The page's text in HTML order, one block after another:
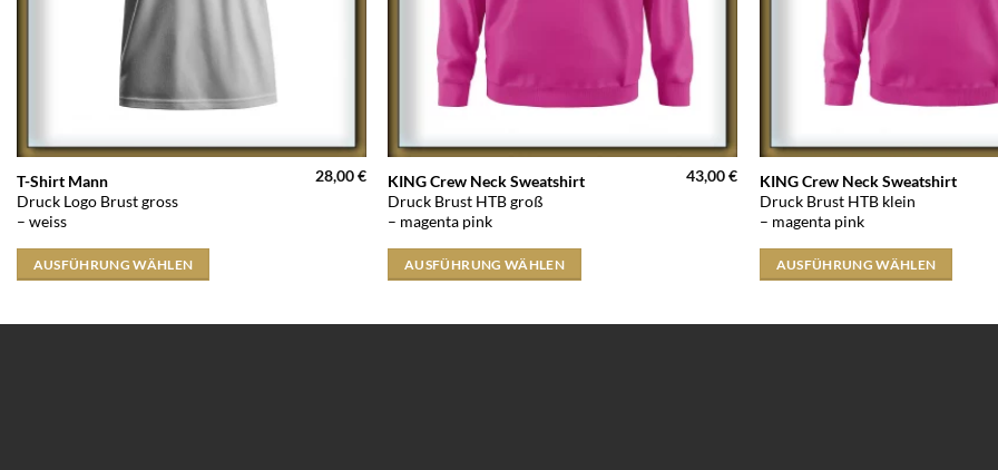
T-Shirt Mann
Druck Logo Brust gross
– weiss
28,00€
AUSFÜHRUNG WÄHLEN
Dieses
Produkt
weist
mehrere
Varianten
KING Crew Neck Sweatshirt
Druck Brust HTB groß
– magenta pink
43,00€
AUSFÜHRUNG WÄHLEN
Dieses
Produkt
weist
mehrere
Varianten
KING Crew Neck Sweatshirt
Druck Brust HTB klein
– magenta pink
AUSFÜHRUNG WÄHLEN
Dieses
Produkt
weist
mehrere
Varianten